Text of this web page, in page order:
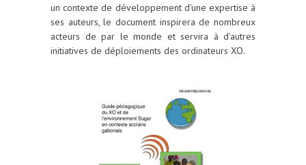
un contexte de développement d'une expertise à
ses auteurs, le document inspirera de nombreux
acteurs de par le monde et servira à d'autres
initiatives de déploiements des ordinateurs XO.